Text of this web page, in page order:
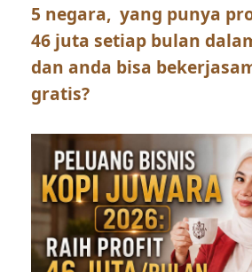
5 negara, yang punya
46 juta setiap bulan
dan anda bisa
gratis?